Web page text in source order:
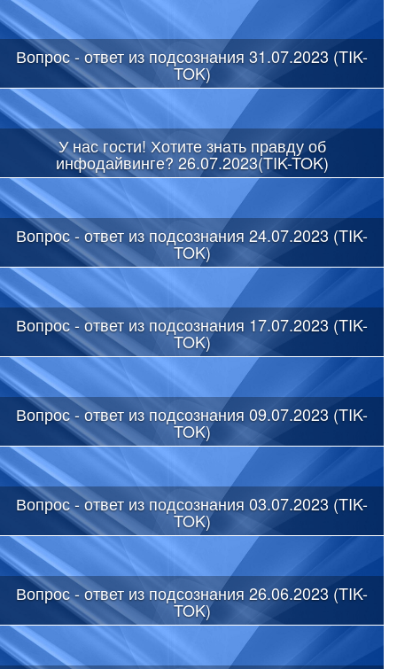
Вопрос - ответ из подсознания 31.07.2023 (TIK-
TOK)
У нас гости! Хотите знать правду об
инфодайвинге? 26.07.2023(TIK-TOK)
Вопрос - ответ из подсознания 24.07.2023 (TIK-
TOK)
Вопрос - ответ из подсознания 17.07.2023 (TIK-
TOK)
Вопрос - ответ из подсознания 09.07.2023 (TIK-
TOK)
Вопрос - ответ из подсознания 03.07.2023 (TIK-
TOK)
Вопрос - ответ из подсознания 26.06.2023 (TIK-
TOK)